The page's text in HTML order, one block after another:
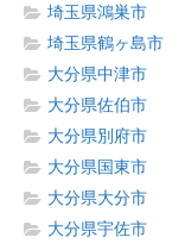
埼玉県鴻巣市
埼玉県鶴ヶ島市
大分県中津市
大分県佐伯市
大分県別府市
大分県国東市
大分県大分市
大分県宇佐市